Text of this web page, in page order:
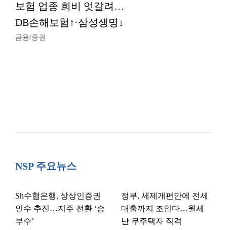
보험 업종 희비 엇갈려…
DB손해보험↑·삼성생명↓
금융/증권
NSP 주요뉴스
Sh수협은행, 상상인증권
인수 추진…지주 전환 ‘승
부수’
정부, 세제개편안에 전세
대출까지 조인다…월세
난 무주택자 직격